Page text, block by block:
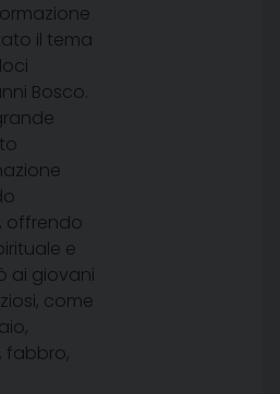
il tema
Bosco.
offrendo
e
ai giovani
come
fabbro,